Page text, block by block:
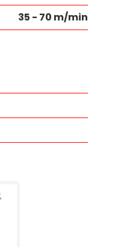
35 - 70 m/min